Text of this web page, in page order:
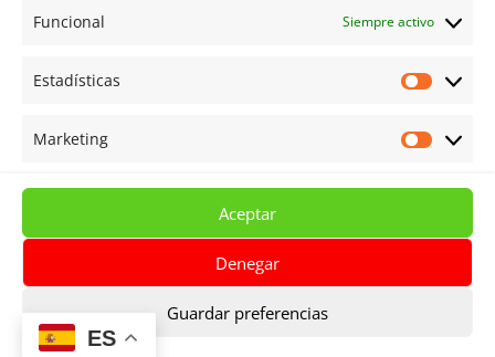
Funcional Siempre activo
Estadísticas
Marketing
Aceptar
Denegar
Guardar preferencias
Política de Cookies
Términos y Condiciones
Carrito
Tienda
© Centro de Lenguas de Almería | Todos los
ES